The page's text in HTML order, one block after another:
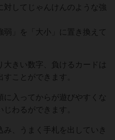
対してじゃんけんのような強
」を「大小」に置き換えて
きい数字、負けるカードは
ことができます。
に入ってからが遊びやすくな
わるができます。
、うまく手札を出していき